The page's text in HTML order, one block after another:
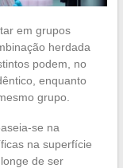
em grupos
herdada
podem, no
enquanto
grupo.
se na
na superfície
de ser